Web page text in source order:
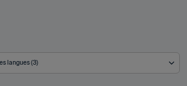
langues (3)